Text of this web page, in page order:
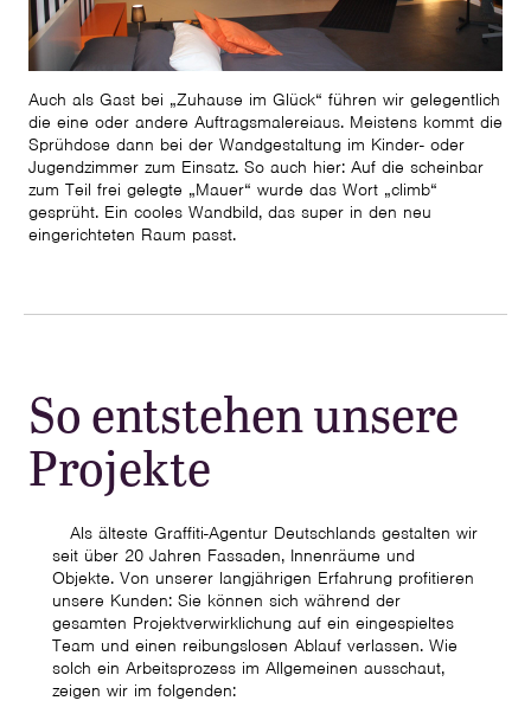
Auch als Gast bei „Zuhause im Glück“ führen wir gelegentlich
die eine oder andere Auftragsmalereiaus. Meistens kommt die
Sprühdose dann bei der Wandgestaltung im Kinder- oder
Jugendzimmer zum Einsatz. So auch hier: Auf die scheinbar
zum Teil frei gelegte „Mauer“ wurde das Wort „climb“
gesprüht. Ein cooles Wandbild, das super in den neu
eingerichteten Raum passt.
So entstehen unsere
Projekte
Als älteste Graffiti-Agentur Deutschlands gestalten wir
seit über 20 Jahren Fassaden, Innenräume und
Objekte. Von unserer langjährigen Erfahrung profitieren
unsere Kunden: Sie können sich während der
gesamten Projektverwirklichung auf ein eingespieltes
Team und einen reibungslosen Ablauf verlassen. Wie
solch ein Arbeitsprozess im Allgemeinen ausschaut,
zeigen wir im folgenden: